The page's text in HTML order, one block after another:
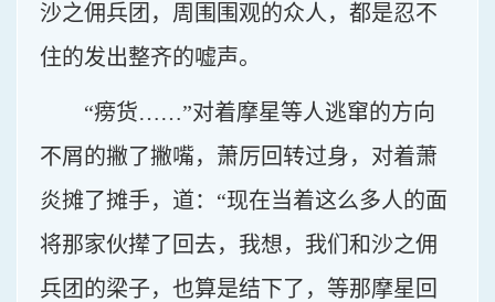
沙之佣兵团，周围围观的众人，都是忍不
住的发出整齐的嘘声。
“痨货……”对着摩星等人逃窜的方向
不屑的撇了撇嘴，萧厉回转过身，对着萧
炎摊了摊手，道：“现在当着这么多人的面
将那家伙撵了回去，我想，我们和沙之佣
兵团的梁子，也算是结下了，等那摩星回